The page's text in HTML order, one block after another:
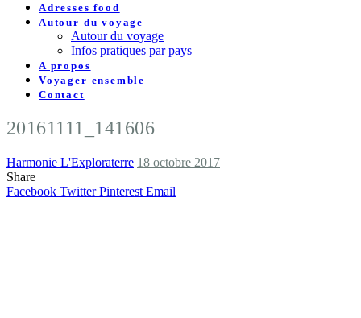
Adresses food
Autour du voyage
Autour du voyage
Infos pratiques par pays
A propos
Voyager ensemble
Contact
20161111_141606
Harmonie L'Exploraterre 18 octobre 2017
Share
Facebook Twitter Pinterest Email